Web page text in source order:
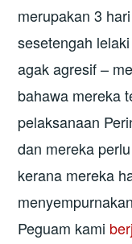
merupakan 3
sesetengah
agak agresif –
bahawa mereka
pelaksanaan
dan mereka
kerana mereka
Peguam kami